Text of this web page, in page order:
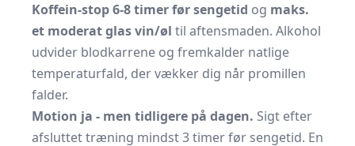
Koffein-stop 6-8 timer før sengetid og maks.
et moderat glas vin/øl til aftensmaden. Alkohol
udvider blodkarrene og fremkalder natlige
temperatur­fald, der vækker dig når promillen
falder.
Motion ja - men tidligere på dagen. Sigt efter
afsluttet træning mindst 3 timer før sengetid. En